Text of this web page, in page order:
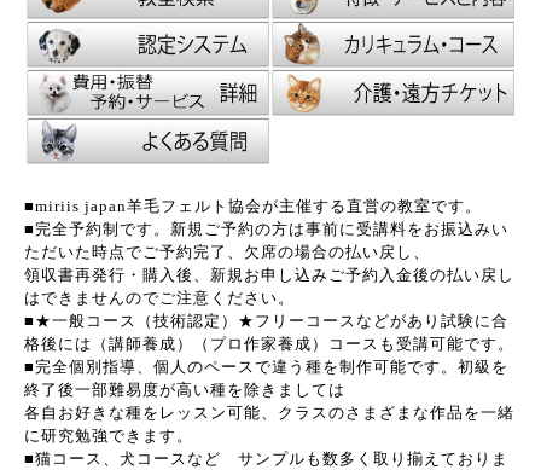
■miriis japan羊毛フェルト協会が主催する直営の教室です。
■完全予約制です。新規ご予約の方は事前に受講料をお振込みい
ただいた時点でご予約完了、欠席の場合の払い戻し、
領収書再発行・購入後、新規お申し込みご予約入金後の払い戻し
はできませんのでご注意ください。
■★一般コース（技術認定）★フリーコースなどがあり試験に合
格後には（講師養成）（プロ作家養成）コースも受講可能です。
■完全個別指導、個人のペースで違う種を制作可能です。初級を
終了後一部難易度が高い種を除きましては
各自お好きな種をレッスン可能、クラスのさまざまな作品を一緒
に研究勉強できます。
■猫コース、犬コースなど サンプルも数多く取り揃えておりま